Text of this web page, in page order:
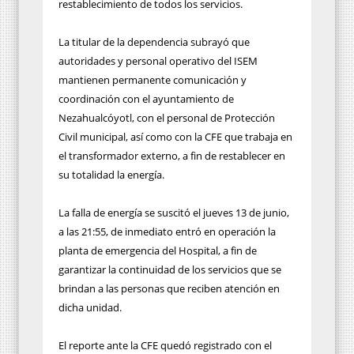
restablecimiento de todos los servicios.
La titular de la dependencia subrayó que
autoridades y personal operativo del ISEM
mantienen permanente comunicación y
coordinación con el ayuntamiento de
Nezahualcóyotl, con el personal de Protección
Civil municipal, así como con la CFE que trabaja en
el transformador externo, a fin de restablecer en
su totalidad la energía.
La falla de energía se suscitó el jueves 13 de junio,
a las 21:55, de inmediato entró en operación la
planta de emergencia del Hospital, a fin de
garantizar la continuidad de los servicios que se
brindan a las personas que reciben atención en
dicha unidad.
El reporte ante la CFE quedó registrado con el